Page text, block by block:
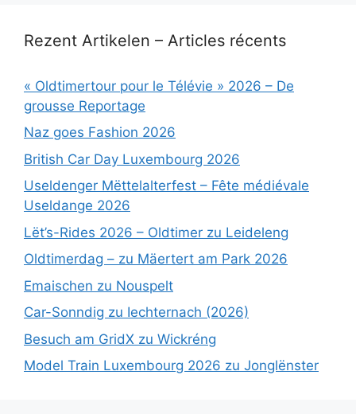
Rezent Artikelen – Articles récents
« Oldtimertour pour le Télévie » 2026 – De
grousse Reportage
Naz goes Fashion 2026
British Car Day Luxembourg 2026
Useldenger Mëttelalterfest – Fête médiévale
Useldange 2026
Lët’s-Rides 2026 – Oldtimer zu Leideleng
Oldtimerdag – zu Mäertert am Park 2026
Emaischen zu Nouspelt
Car-Sonndig zu Iechternach (2026)
Besuch am GridX zu Wickréng
Model Train Luxembourg 2026 zu Jonglënster